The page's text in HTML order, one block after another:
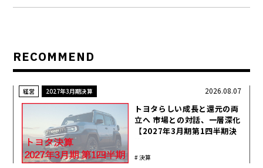
RECOMMEND
経営 2027年3月期決算
トヨタらしい成長と還元の両
立へ 市場との対話、一層深化
【2027年3月期第1四半期決
決算
2026.08.07